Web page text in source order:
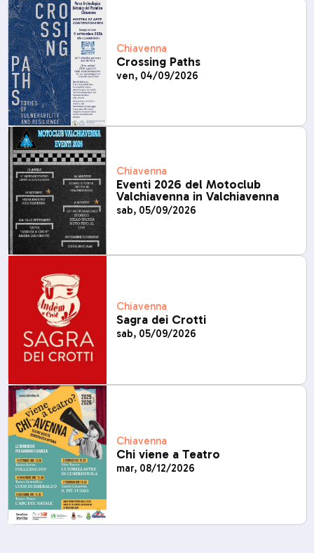
Chiavenna
Crossing Paths
ven, 04/09/2026
Chiavenna
Eventi 2026 del Motoclub
Valchiavenna in Valchiavenna
sab, 05/09/2026
Chiavenna
Sagra dei Crotti
sab, 05/09/2026
Chiavenna
Chi viene a Teatro
mar, 08/12/2026